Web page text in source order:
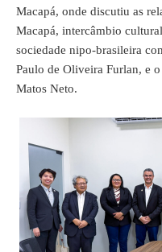
Macapá, onde discutiu as
Macapá, intercâmbio
sociedade nipo-brasileira
Paulo de Oliveira Furlan, e
Matos Neto.